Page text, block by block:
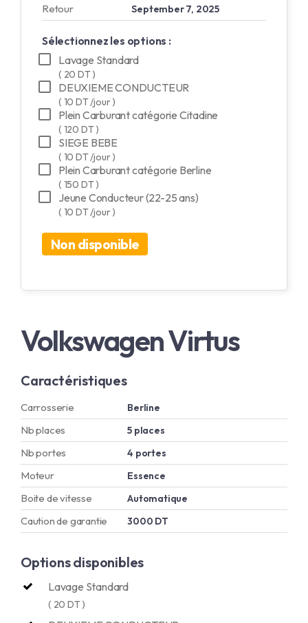
Retour September 7, 2025
Sélectionnez les options :
Lavage Standard
( 20 DT )
DEUXIEME CONDUCTEUR
( 10 DT /jour )
Plein Carburant catégorie Citadine
( 120 DT )
SIEGE BEBE
( 10 DT /jour )
Plein Carburant catégorie Berline
( 150 DT )
Jeune Conducteur (22-25 ans)
( 10 DT /jour )
Non disponible
Volkswagen Virtus
Caractéristiques
Carrosserie Berline
Nb places 5 places
Nb portes 4 portes
Moteur Essence
Boite de vitesse Automatique
Caution de garantie 3000 DT
Options disponibles
Lavage Standard
( 20 DT )